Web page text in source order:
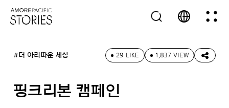
#더 아리따운 세상 29 LIKE 1,837 VIEW
핑크리본 캠페인